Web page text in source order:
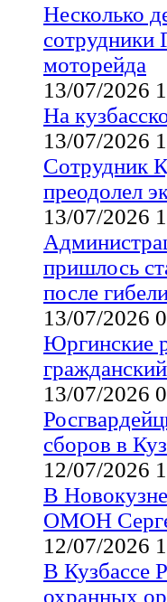
Несколько
сотрудники
моторейда
13/07/2026
На
13/07/2026
Сотрудник
преодолел
13/07/2026
пришлось
после
13/07/2026
Юргинские
13/07/2026
сборов в
12/07/2026
В
ОМОН
12/07/2026
В Кузбассе
охранных